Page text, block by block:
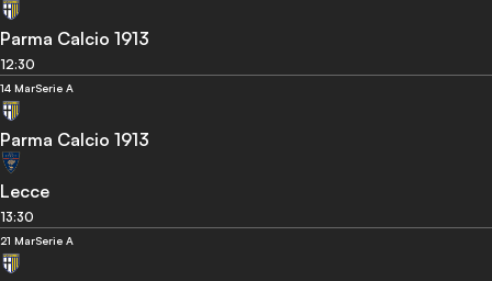
Parma Calcio 1913
12:30
14 MarSerie A
Parma Calcio 1913
Lecce
13:30
21 MarSerie A